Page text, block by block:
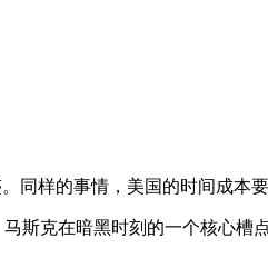
同样的事情，美国的时间成本要
斯克在暗黑时刻的一个核心